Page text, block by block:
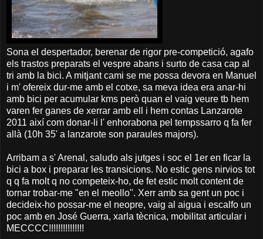
Sona el despertador, berenar de rigor pre-competició, agafo
els trastos preparats el vespre abans i surto de casa cap al
tri amb la bici. A mitjant cami se me possa devora en Manuel
i m' ofereix dur-me amb el cotxe, sa meva idea era anar-hi
amb bici per acumular kms però quan el vaig veure tb hem
varen fer ganes de xerrar amb ell i hem contas Lanzarote
2011 així com donar-li l' enhorabona pel tempssarro q fa fer
allà (10h 35' a lanzarote son paraules majors).
Arribam a s' Arenal, saludo als jutges i soc el 1er en ficar la
bici a box i preparar les transicions. No estic gens nirvios tot
q q fa molt q no competeix-ho, de fet estic molt content de
tornar trobar-me "en el meollo". Xerr amb sa gent un poc i
decideix-ho possar-me el neopre, vaig al aigua i escalfo un
poc amb en José Guerra, xarla tècnica, mobilitat articular i
MECCCC!!!!!!!!!!!!!!!